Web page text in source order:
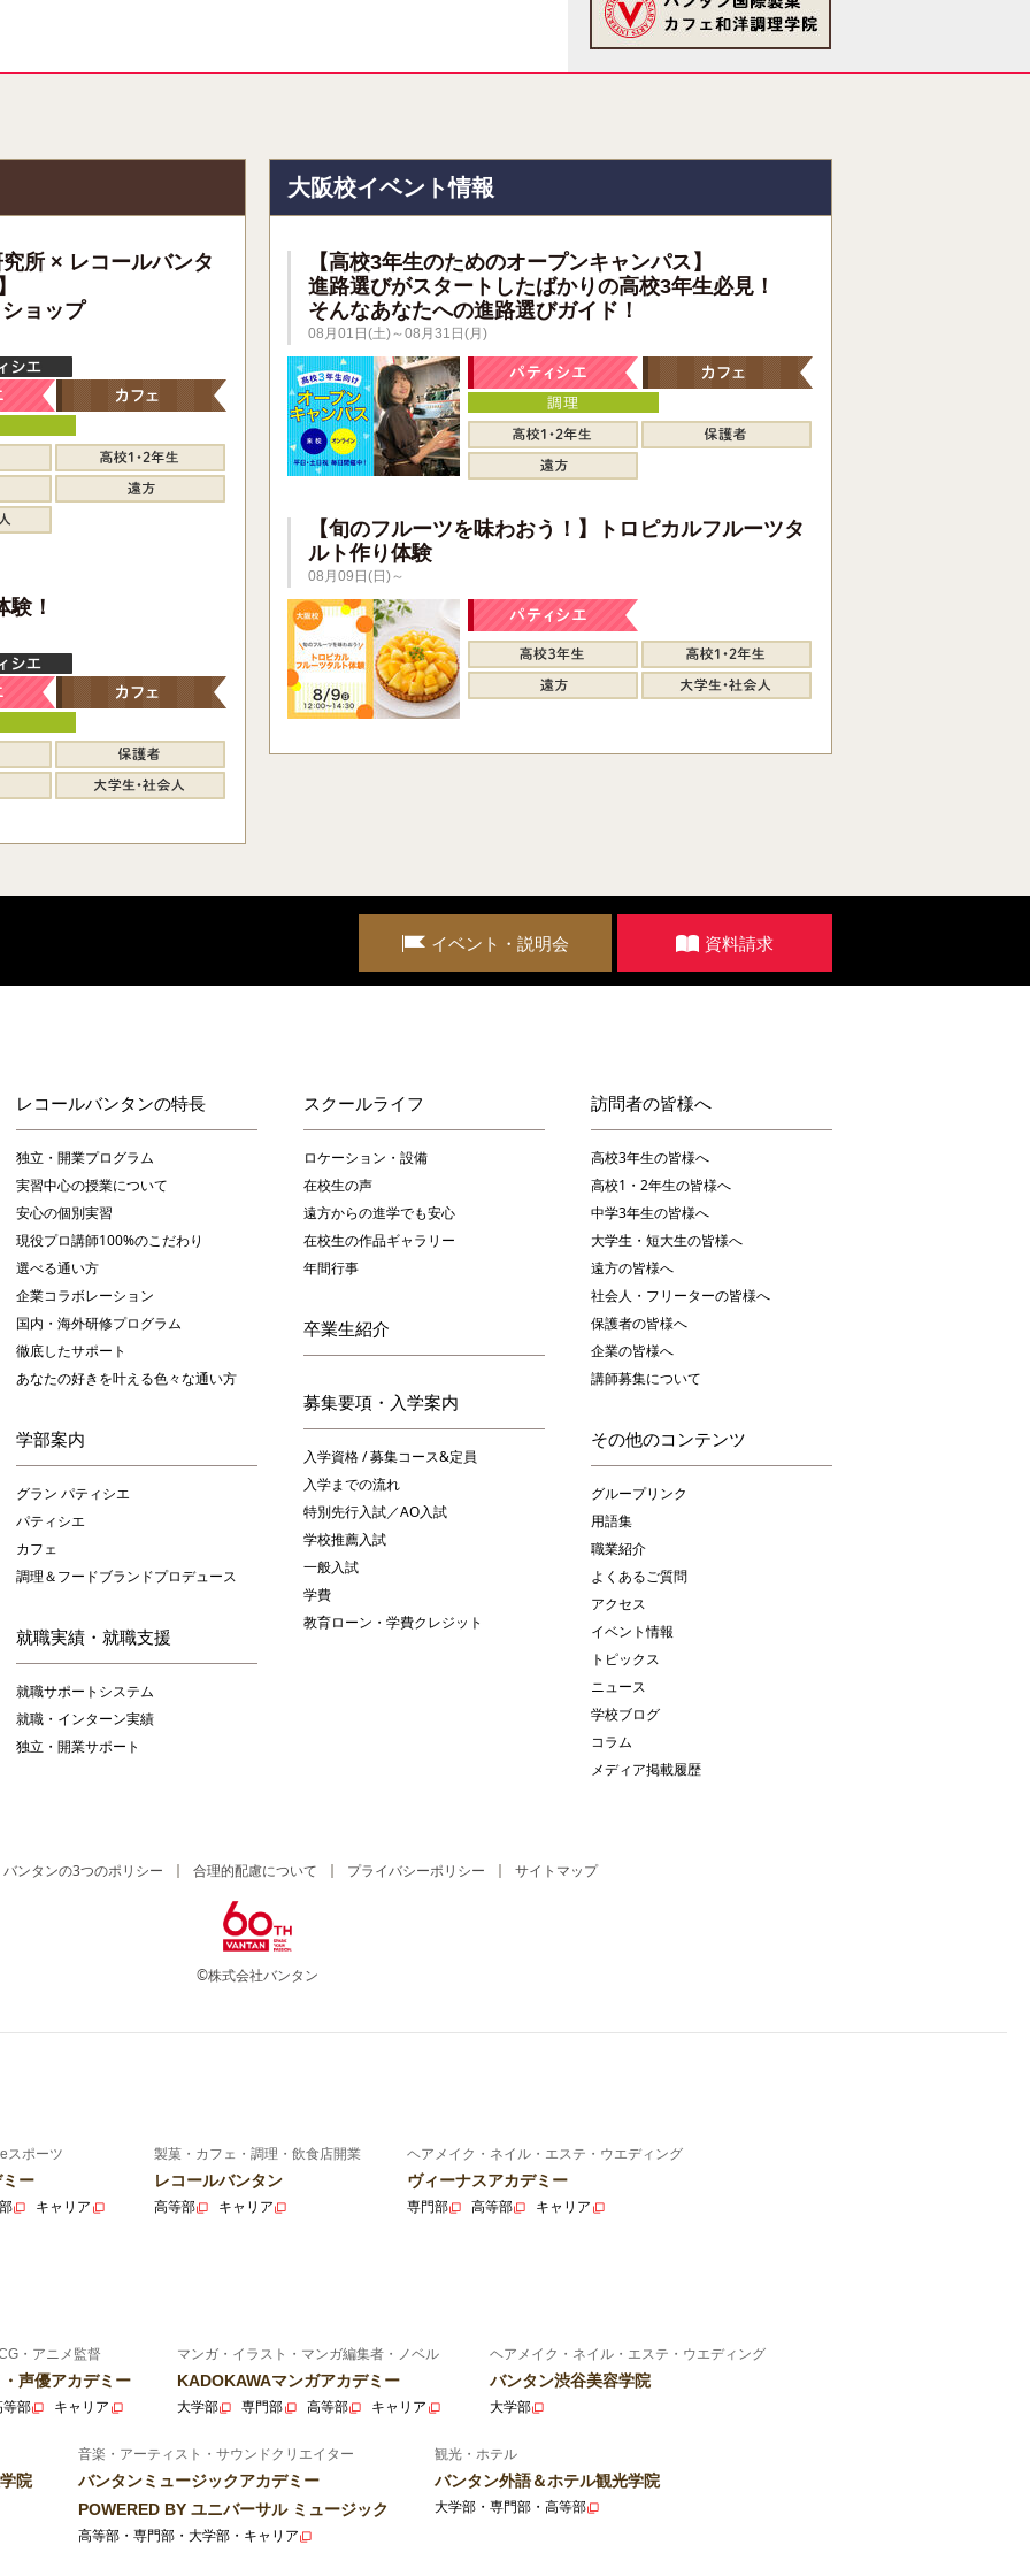
所 × レコールバンタ
ョップ
！
大阪校イベント情報
【高校3年生のためのオープンキャンパス】
進路選びがスタートしたばかりの高校3年生必見！
そんなあなたへの進路選びガイド！
08月01日(土)～08月31日(月)
【旬のフルーツを味わおう！】トロピカルフルーツタ
ルト作り体験
08月09日(日)～
イベント・説明会 資料請求
レコールバンタンの特長
独立・開業プログラム
実習中心の授業について
安心の個別実習
現役プロ講師100%のこだわり
選べる通い方
企業コラボレーション
国内・海外研修プログラム
徹底したサポート
あなたの好きを叶える⾊々な通い⽅
学部案内
グラン パティシエ
パティシエ
カフェ
調理＆フードブランドプロデュース
就職実績・就職支援
就職サポートシステム
就職・インターン実績
独立・開業サポート
スクールライフ
ロケーション・設備
在校生の声
遠方からの進学でも安心
在校生の作品ギャラリー
年間行事
卒業生紹介
募集要項・入学案内
入学資格 / 募集コース&定員
入学までの流れ
特別先行入試／AO入試
学校推薦入試
一般入試
学費
教育ローン・学費クレジット
訪問者の皆様へ
高校3年生の皆様へ
高校1・2年生の皆様へ
中学3年生の皆様へ
大学生・短大生の皆様へ
遠方の皆様へ
社会人・フリーターの皆様へ
保護者の皆様へ
企業の皆様へ
講師募集について
その他のコンテンツ
グループリンク
用語集
職業紹介
よくあるご質問
アクセス
イベント情報
トピックス
ニュース
学校ブログ
コラム
メディア掲載履歴
バンタンの3つのポリシー 合理的配慮について プライバシーポリシー サイトマップ
©株式会社バンタン
スポーツ
ー
キャリア
製菓・カフェ・調理・飲食店開業
レコールバンタン
高等部 キャリア
ヘアメイク・ネイル・エステ・ウエディング
ヴィーナスアカデミー
専門部 高等部 キャリア
・アニメ監督
声優アカデミー
等部 キャリア
マンガ・イラスト・マンガ編集者・ノベル
KADOKAWAマンガアカデミー
大学部 専門部 高等部 キャリア
ヘアメイク・ネイル・エステ・ウエディング
バンタン渋谷美容学院
大学部
院
音楽・アーティスト・サウンドクリエイター
バンタンミュージックアカデミー
POWERED BY ユニバーサル ミュージック
高等部・専門部・大学部・キャリア
観光・ホテル
バンタン外語＆ホテル観光学院
大学部・専門部・高等部